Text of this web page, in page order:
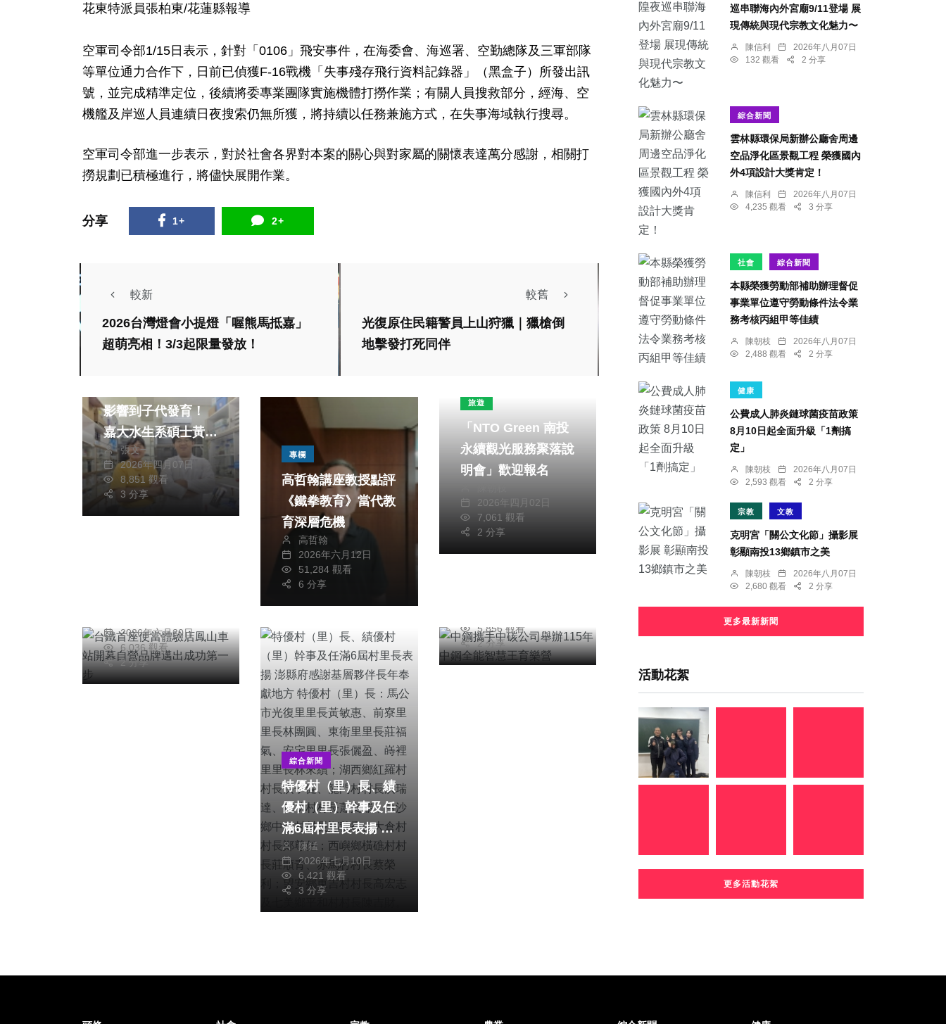
花東特派員張柏東/花蓮縣報導
空軍司令部1/15日表示，針對「0106」飛安事件，在海委會、海巡署、空勤總隊及三軍部隊
等單位通力合作下，日前已偵獲F-16戰機「失事殘存飛行資料記錄器」（黑盒子）所發出訊
號，並完成精準定位，後續將委專業團隊實施機體打撈作業；有關人員搜救部分，經海、空
機艦及岸巡人員連續日夜搜索仍無所獲，將持續以任務兼施方式，在失事海域執行搜尋。
空軍司令部進一步表示，對於社會各界對本案的關心與對家屬的關懷表達萬分感謝，相關打
撈規劃已積極進行，將儘快展開作業。
分享 1+ 2+
較新
2026台灣燈會小提燈「喔熊馬抵嘉」
超萌亮相！3/3起限量發放！
較舊
光復原住民籍警員上山狩獵｜獵槍倒
地擊發打死同伴
綜合新聞 健康
影響到子代發育！
嘉大水生系碩士黃致
睿研究成果 登上國
際頂級期刊Aquatic
Toxicology
張文一
2026年四月07日
8,851 觀看
3 分享
專欄
高哲翰講座教授點評
《鐵拳教育》當代教
育深層危機
高哲翰
2026年六月12日
51,284 觀看
6 分享
旅遊
「NTO Green 南投
永續觀光服務聚落說
明會」歡迎報名
2026年四月02日
7,061 觀看
2 分享
2026年六月30日
6,036 觀看
2 分享
綜合新聞
特優村（里）長、績
優村（里）幹事及任
滿6屆村里長表揚 澎
縣府感謝基層夥伴長
年奉獻地方 特優村
（里）長：馬公市光
復里里長黃敏惠、前
宅里里長張儷盈、嵵
西鄉紅羅村村長洪子
陳猛
2026年七月10日
6,421 觀看
3 分享
綜合新聞
中鋼攜手中碳公司舉
5,856 觀看
2 分享
巡串聯海內外宮廟9/11登場 展
現傳統與現代宗教文化魅力〜
陳信利
2026年八月07日
132 觀看
2 分享
綜合新聞
雲林縣環保局新辦公廳舍周邊
空品淨化區景觀工程 榮獲國內
外4項設計大獎肯定！
陳信利
2026年八月07日
4,235 觀看
3 分享
社會 綜合新聞
本縣榮獲勞動部補助辦理督促
事業單位遵守勞動條件法令業
務考核丙組甲等佳績
陳朝枝
2026年八月07日
2,488 觀看
2 分享
健康
公費成人肺炎鏈球菌疫苗政策
8月10日起全面升級「1劑搞
定」
陳朝枝
2026年八月07日
2,593 觀看
2 分享
宗教 文教
克明宮「關公文化節」攝影展
彰顯南投13鄉鎮市之美
陳朝枝
2026年八月07日
2,680 觀看
2 分享
更多最新新聞
活動花絮
更多活動花絮